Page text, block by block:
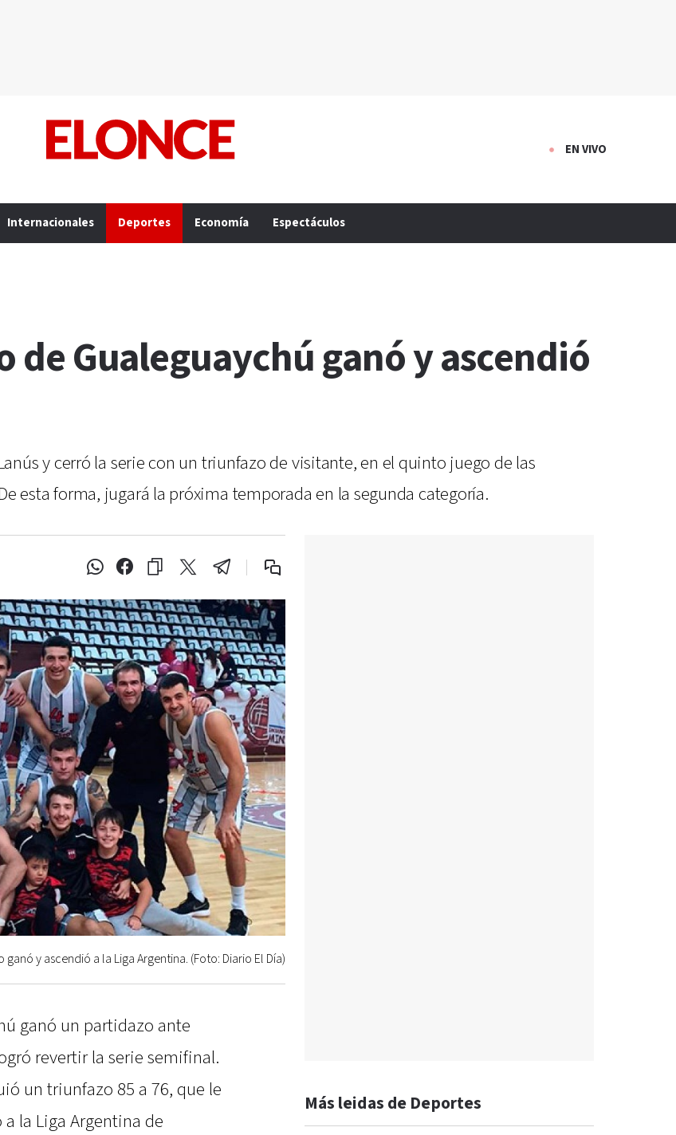
EN VIVO
Internacionales Deportes Economía Espectáculos
Gualeguaychú ganó y ascendió
y cerró la serie con un triunfazo de visitante, en el quinto juego de las
esta forma, jugará la próxima temporada en la segunda categoría.
ganó y ascendió a la Liga Argentina. (Foto: Diario El Día)
ganó un partidazo ante
revertir la serie semifinal.
un triunfazo 85 a 76, que le
la Liga Argentina de
Más leidas de Deportes